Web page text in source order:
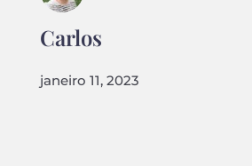
Carlos
janeiro 11, 2023